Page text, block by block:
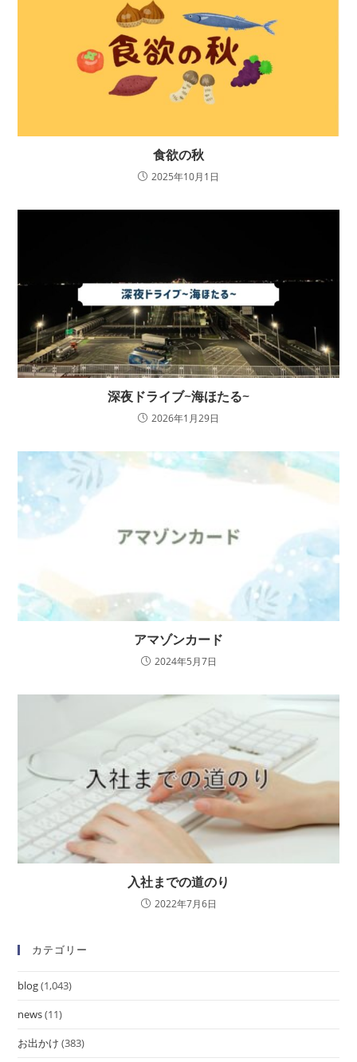
食欲の秋
2025年10月1日
深夜ドライブ~海ほたる~
2026年1月29日
アマゾンカード
2024年5月7日
入社までの道のり
2022年7月6日
カテゴリー
blog(1,043)
news(11)
お出かけ (383)